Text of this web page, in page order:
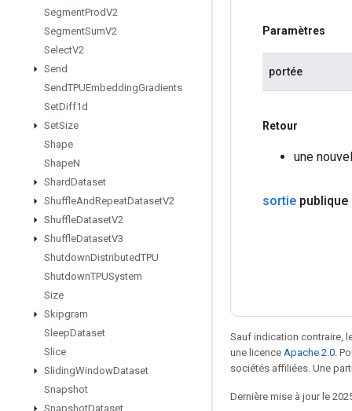
SegmentProdV2
SegmentSumV2
SelectV2
Send
SendTPUEmbeddingGradients
SetDiff1d
SetSize
Shape
ShapeN
ShardDataset
ShuffleAndRepeatDatasetV2
ShuffleDatasetV2
ShuffleDatasetV3
ShutdownDistributedTPU
ShutdownTPUSystem
Size
Skipgram
SleepDataset
Slice
SlidingWindowDataset
Snapshot
SnapshotDataset
Paramètres
portée
Retour
une
sortie publique
Sauf indication contraire,
une licence Apache 2.0 .
sociétés affiliées. Une
Dernière mise à jour le